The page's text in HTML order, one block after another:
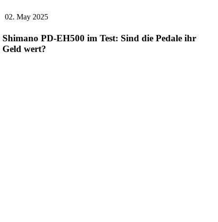
02. May 2025
Shimano PD-EH500 im Test: Sind die Pedale ihr
Geld wert?